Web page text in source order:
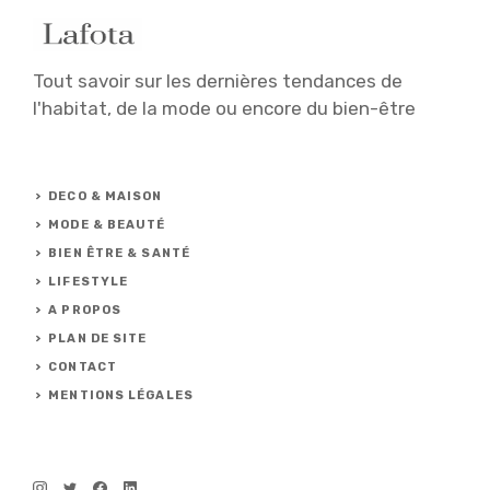
Tout savoir sur les dernières tendances de
l'habitat, de la mode ou encore du bien-être
DECO & MAISON
MODE & BEAUTÉ
BIEN ÊTRE & SANTÉ
LIFESTYLE
A PROPOS
PLAN DE SITE
CONTACT
MENTIONS LÉGALES